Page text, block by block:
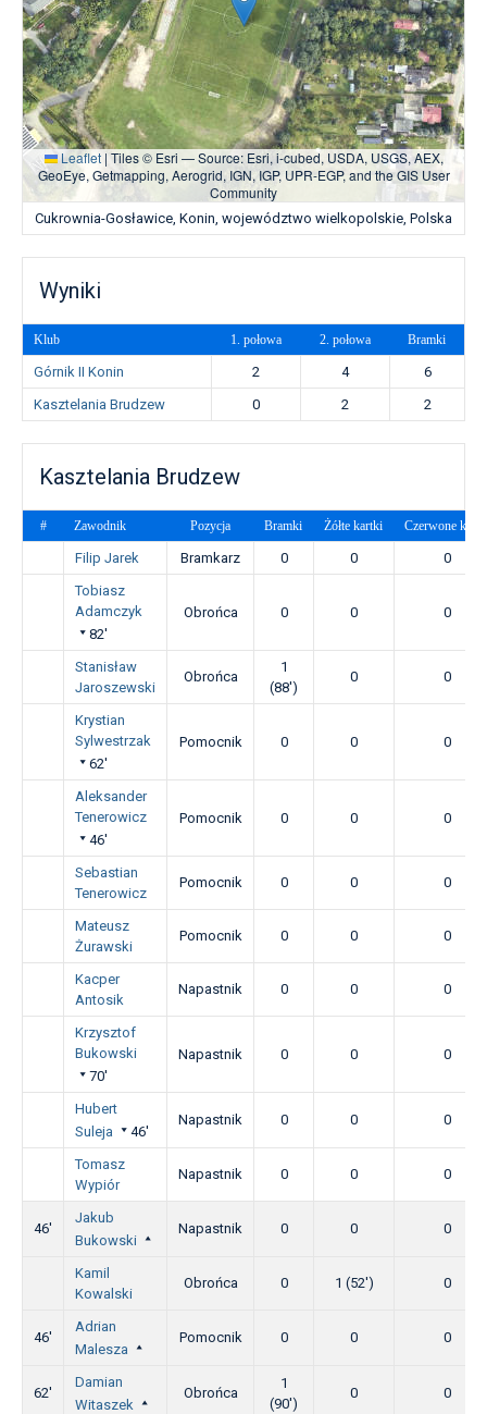
Leaflet | Tiles © Esri — Source: Esri, i-cubed, USDA, USGS, AEX,
GeoEye, Getmapping, Aerogrid, IGN, IGP, UPR-EGP, and the GIS User
Community
Cukrownia-Gosławice, Konin, województwo wielkopolskie, Polska
Wyniki
Klub 1. połowa 2. połowa Bramki
Górnik II Konin 2 4
6
Kasztelania Brudzew
0 2 2
Kasztelania Brudzew
# Zawodnik Pozycja Bramki Żółte kartki Czerwone
Filip Jarek Bramkarz 0 0
0
Tobiasz
Adamczyk
82'
Obrońca 0 0 0
Stanisław
Jaroszewski
Obrońca
1
(88')
0 0
Krystian
Sylwestrzak
62'
Pomocnik 0 0 0
Aleksander
Tenerowicz
46'
Pomocnik 0 0 0
Sebastian
Tenerowicz
Pomocnik 0 0 0
Mateusz
Żurawski
Pomocnik 0 0 0
Kacper
Antosik
Napastnik 0 0 0
Krzysztof
Bukowski
70'
Napastnik 0 0 0
Hubert
Suleja
46'
Napastnik 0 0 0
Tomasz
Wypiór
Napastnik 0 0 0
46'
Jakub
Bukowski
Napastnik 0 0 0
Kamil
Kowalski
Obrońca 0 1 (52') 0
46'
Adrian
Malesza
Pomocnik 0 0 0
62'
Damian
Witaszek
Obrońca
1
(90')
0 0